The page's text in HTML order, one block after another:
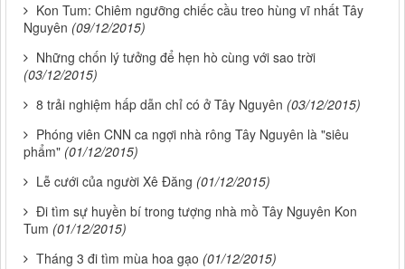
Kon Tum: Chiêm ngưỡng chiếc cầu treo hùng vĩ nhất Tây
Nguyên (09/12/2015)
Những chốn lý tưởng để hẹn hò cùng với sao trời
(03/12/2015)
8 trải nghiệm hấp dẫn chỉ có ở Tây Nguyên (03/12/2015)
Phóng viên CNN ca ngợi nhà rông Tây Nguyên là "siêu
phẩm" (01/12/2015)
Lễ cưới của người Xê Đăng (01/12/2015)
Đi tìm sự huyền bí trong tượng nhà mồ Tây Nguyên Kon
Tum (01/12/2015)
Tháng 3 đi tìm mùa hoa gạo (01/12/2015)